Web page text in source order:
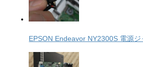
EPSON Endeavor NY2300S 電源ジ